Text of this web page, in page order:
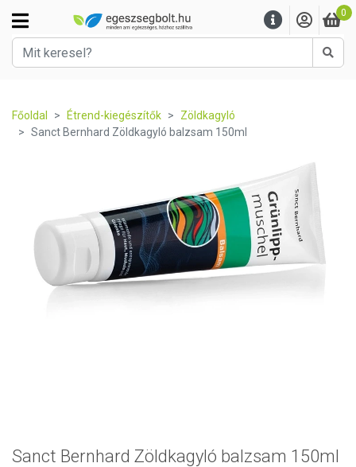
0
Főoldal Étrend-kiegészítők
Zöldkagyló
Sanct Bernhard Zöldkagyló balzsam 150ml
Sanct Bernhard Zöldkagyló balzsam 150ml